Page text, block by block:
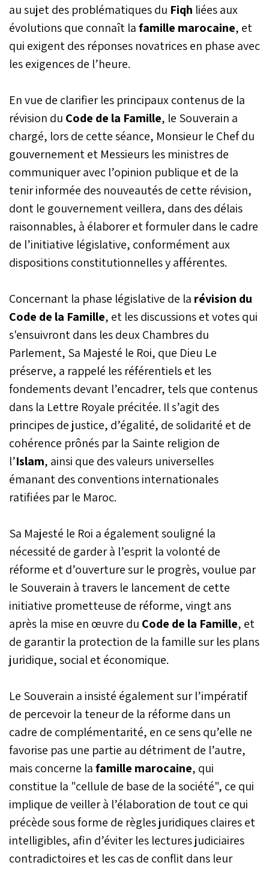
au sujet des problématiques du Fiqh liées aux
évolutions que connaît lafamille marocaine, et
qui exigent des réponses novatrices en phase avec
les exigences de l’heure.
En vue de clarifier les principaux contenus de la
révision du Code de la Famille, le Souverain a
chargé, lors de cette séance, Monsieur le Chef du
gouvernement et Messieurs les ministres de
communiquer avec l’opinion publique et de la
tenir informée des nouveautés de cette révision,
dont le gouvernement veillera, dans des délais
raisonnables, à élaborer et formuler dans le cadre
de l’initiative législative, conformément aux
dispositions constitutionnelles y afférentes.
Concernant la phase législative de la révision du
Code de la Famille, et les discussions et votes qui
s'ensuivront dans les deux Chambres du
Parlement, Sa Majesté le Roi, que Dieu Le
préserve, a rappelé les référentiels et les
fondements devant l’encadrer, tels que contenus
dans la Lettre Royale précitée. Il s’agit des
principes de justice, d’égalité, de solidarité et de
cohérence prônés par la Sainte religion de
l’Islam, ainsi que des valeurs universelles
émanant des conventions internationales
ratifiées par le Maroc.
Sa Majesté le Roi a également souligné la
nécessité de garder à l’esprit la volonté de
réforme et d’ouverture sur le progrès, voulue par
le Souverain à travers le lancement de cette
initiative prometteuse de réforme, vingt ans
après la mise en œuvre du Code de la Famille, et
de garantir la protection de la famille sur les plans
juridique, social et économique.
Le Souverain a insisté également sur l’impératif
de percevoir la teneur de la réforme dans un
cadre de complémentarité, en ce sens qu’elle ne
favorise pas une partie au détriment de l’autre,
mais concerne lafamille marocaine, qui
constitue la "cellule de base de la société", ce qui
implique de veiller à l’élaboration de tout ce qui
précède sous forme de règles juridiques claires et
intelligibles, afin d’éviter les lectures judiciaires
contradictoires et les cas de conflit dans leur